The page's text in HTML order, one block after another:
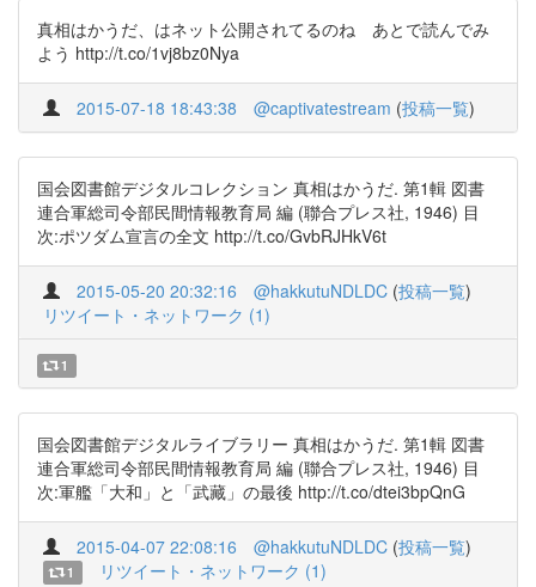
真相はかうだ、はネット公開されてるのね あとで読んでみ
よう http://t.co/1vj8bz0Nya
2015-07-18 18:43:38 @captivatestream (投稿一覧)
国会図書館デジタルコレクション 真相はかうだ. 第1輯 図書
連合軍総司令部民間情報教育局 編 (聯合プレス社, 1946) 目
次:ポツダム宣言の全文 http://t.co/GvbRJHkV6t
2015-05-20 20:32:16 @hakkutuNDLDC (投稿一覧)
リツイート・ネットワーク (1)
1
国会図書館デジタルライブラリー 真相はかうだ. 第1輯 図書
連合軍総司令部民間情報教育局 編 (聯合プレス社, 1946) 目
次:軍艦「大和」と「武藏」の最後 http://t.co/dtei3bpQnG
2015-04-07 22:08:16 @hakkutuNDLDC (投稿一覧)
1 リツイート・ネットワーク (1)